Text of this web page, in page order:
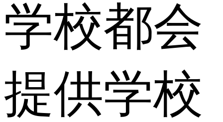
学校都会
提供学校